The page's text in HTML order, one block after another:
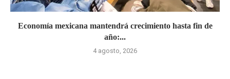
Economía mexicana mantendrá crecimiento hasta fin de
año:...
4 agosto, 2026